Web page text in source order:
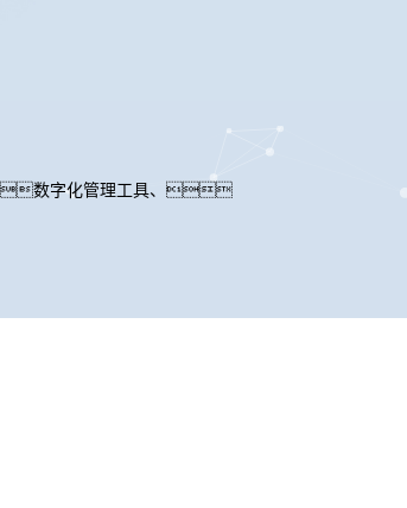
数字化管理工具、